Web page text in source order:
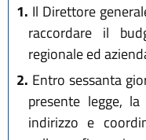
1. Il Direttore
raccordare il
regionale ed
2. Entro sessanta
presente legge,
indirizzo e